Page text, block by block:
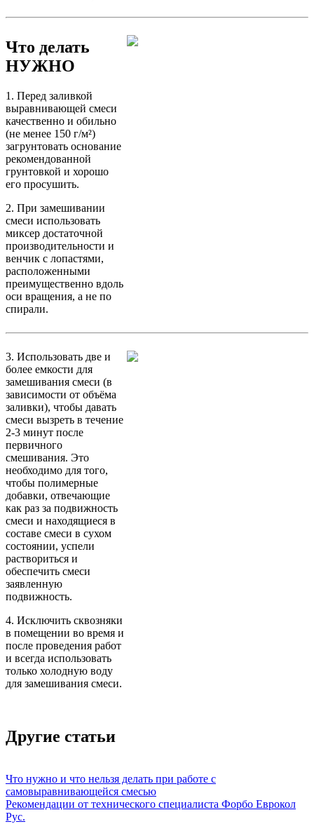
Что делать
НУЖНО
1. Перед заливкой
выравнивающей смеси
качественно и обильно
(не менее 150 г/м²)
загрунтовать основание
рекомендованной
грунтовкой и хорошо
его просушить.
2. При замешивании
смеси использовать
миксер достаточной
производительности и
венчик с лопастями,
расположенными
преимущественно вдоль
оси вращения, а не по
спирали.
3. Использовать две и
более емкости для
замешивания смеси (в
зависимости от объёма
заливки), чтобы давать
смеси вызреть в течение
2-3 минут после
первичного
смешивания. Это
необходимо для того,
чтобы полимерные
добавки, отвечающие
как раз за подвижность
смеси и находящиеся в
составе смеси в сухом
состоянии, успели
раствориться и
обеспечить смеси
заявленную
подвижность.
4. Исключить сквозняки
в помещении во время и
после проведения работ
и всегда использовать
только холодную воду
для замешивания смеси.
Другие статьи
Что нужно и что нельзя делать при работе с
самовыравнивающейся смесью
Рекомендации от технического специалиста Форбо Еврокол
Рус.